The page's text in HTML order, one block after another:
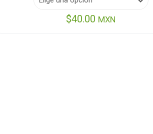
$40.00 MXN